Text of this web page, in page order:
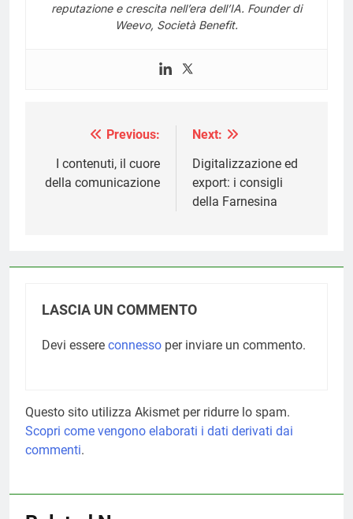
reputazione e crescita nell’era dell’IA. Founder di
Weevo, Società Benefit.
Navigazione
articoli
Previous:
I contenuti, il cuore
della comunicazione
Next:
Digitalizzazione ed
export: i consigli
della Farnesina
LASCIA UN COMMENTO
Devi essere connesso per inviare un commento.
Questo sito utilizza Akismet per ridurre lo spam.
Scopri come vengono elaborati i dati derivati dai
commenti.